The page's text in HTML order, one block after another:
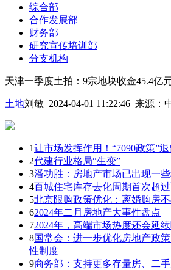
综合部
合作发展部
财务部
研究宣传培训部
分支机构
天津一季度土拍：9宗地块收金45.4亿
土地刘敏 2024-04-01 11:22:46 来源：
1让市场发挥作用！“7090政策”退
2代建行业格局“生变”
3潘功胜：房地产市场已出现一
4百城住宅库存去化周期首次超
5北京限购政策优化：离婚购房
62024年二月房地产大事件盘点
72024年，高端市场热度还会延续
8国常会：进一步优化房地产政
性制度
9商务部：支持更多存量房、二